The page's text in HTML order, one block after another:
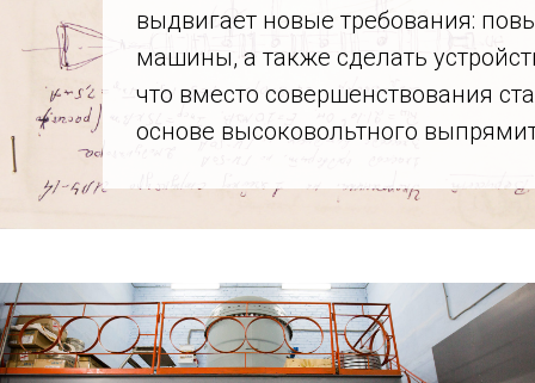
выдвигает новые требования:
машины, а также сделать
что вместо совершенствования
основе высоковольтного